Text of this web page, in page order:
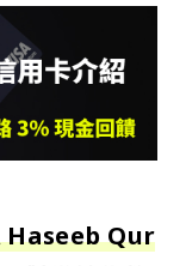
Haseeb Qur